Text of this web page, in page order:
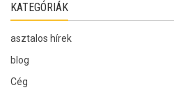
KATEGÓRIÁK
asztalos hírek
blog
Cég